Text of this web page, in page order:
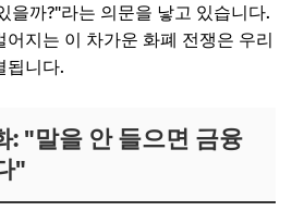
을까?"라는 의문을 낳고 있습니다.
지는 이 차가운 화폐 전쟁은 우리
됩니다.
: "말을 안 들으면 금융
"